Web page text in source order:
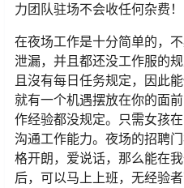
力团队驻场不会收任何杂费！
在夜场工作是十分简单的，
泄漏，并且都还没工作服的
且沒有每日任务规定，因此
就有一个机遇摆放在你的面
作经验都没规定。只需女孩
沟通工作能力。夜场的招聘
格开朗，爱说话，那么能在
后，可以马上上班，无经验